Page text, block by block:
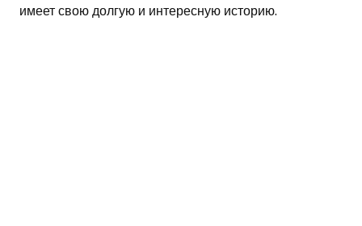
имеет свою долгую и интересную историю.